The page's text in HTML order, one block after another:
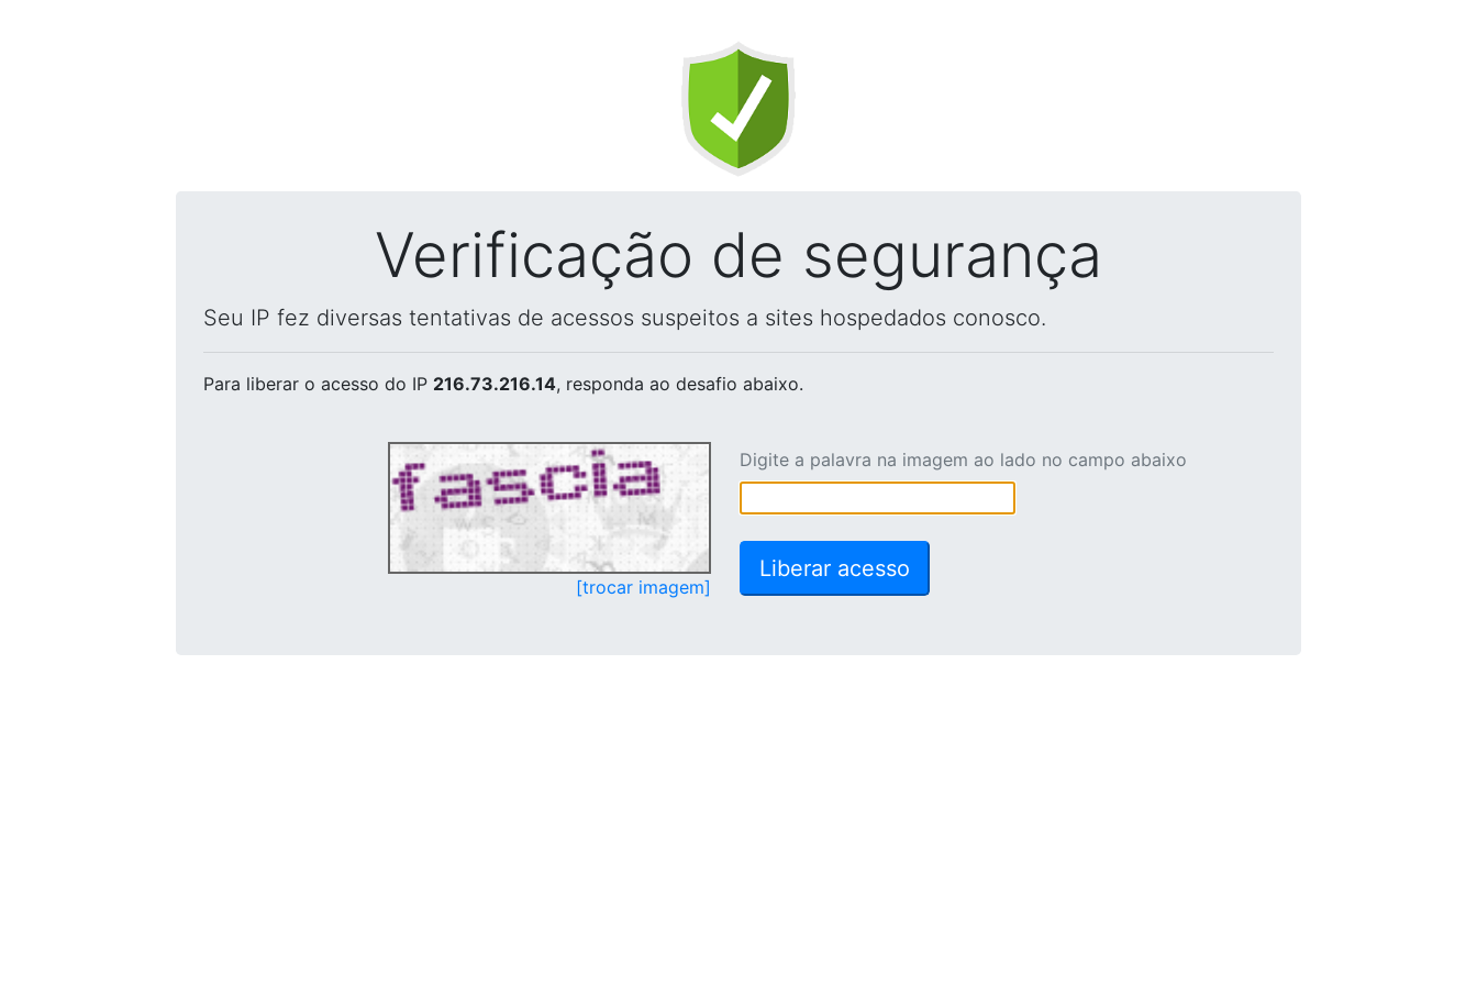
Verificação de segurança
Seu IP fez diversas tentativas de acessos suspeitos a sites hospedados conosco.
Para liberar o acesso do IP 216.73.216.14, responda ao desafio abaixo.
[trocar imagem]
Digite a palavra na imagem ao lado no campo abaixo